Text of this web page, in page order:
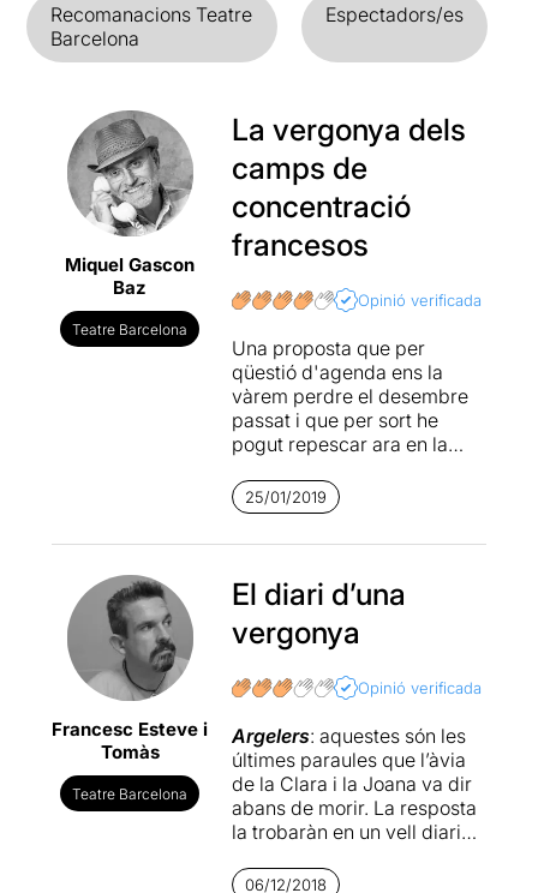
Recomanacions Teatre
Barcelona
Espectadors/es
Miquel Gascon
Baz
Teatre Barcelona
La vergonya dels
camps de
concentració
francesos
Opinió verificada
Una proposta que per
qüestió d'agenda ens la
vàrem perdre el desembre
passat i que per sort he
pogut repescar ara en la
teatre, a causa de l'èxit que
va obtenir.
del camp de concentració
situat a la platja d'Argelers,
al sud de França l'any 1939,
m'impacta molt, perquè
malauradament el meu
pare, Aurelio Gascón va
estar allài va patir aquella
situació deplorable que es
va produir en aquell indret al
final de la guerra civil
provocada per la
25/01/2019
Francesc Esteve i
Tomàs
Teatre Barcelona
El diari d’una
vergonya
Opinió verificada
Argelers: aquestes són les
últimes paraules que l’àvia
de la Clara i la Joana va dir
abans de morir. La resposta
la trobaràn en un vell diari
que ens volen explicar. Ens
06/12/2018